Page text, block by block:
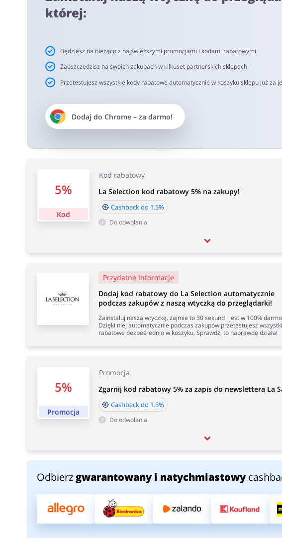
netto. Rekomendujemy korzystanie z wtyczki alerabat.com. Pamiętaj
oferujących kody rabatowe lub cashback.
Czas akceptacji cashback:
Średni czas akceptacji Cashback w La Selection wynosi od 40 do 90 dni.
której:
Będziesz na bieżąco z najświeższymi promocjami i kodami rabatowymi
Zaoszczędzisz na swoich zakupach w kilkuset partnerskich sklepach
Przetestujesz wszystkie kody rabatowe automatycznie w koszyku sklepu już za
Dodaj do Chrome– za darmo!
5%
Kod
Kod rabatowy
La Selection kod rabatowy 5% na zakupy!
Cashback do 1.5%
Do odwołania
5%
Promocja
Promocja
Zgarnij kod rabatowy 5% za zapis do newslettera La
Cashback do 1.5%
Do odwołania
Przydatne Informacje
Dodaj kod rabatowy do La Selection automatycznie
podczas zakupów z naszą wtyczką do przeglądarki!
Zainstaluj naszą wtyczkę, zajmie to 30 sekund i jest w 100%
Dzięki niej automatycznie podczas zakupów przetestujesz
rabatowe bezpośrednio w koszyku. Sprawdź, to naprawdę działa!
Odbierz gwarantowany i natychmiastowy